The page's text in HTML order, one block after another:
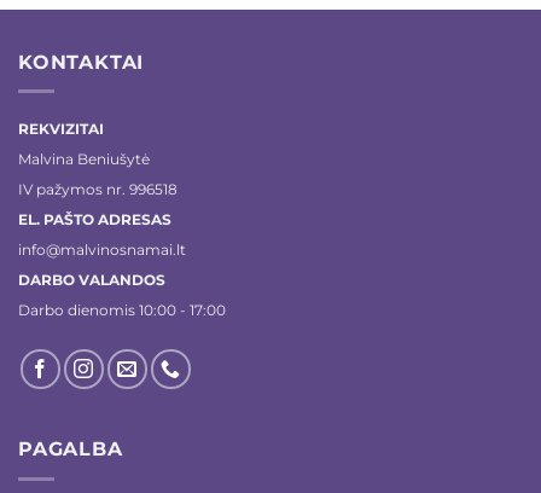
KONTAKTAI
REKVIZITAI
Malvina Beniušytė
IV pažymos nr. 996518
EL. PAŠTO ADRESAS
info@malvinosnamai.lt
DARBO VALANDOS
Darbo dienomis 10:00 - 17:00
PAGALBA